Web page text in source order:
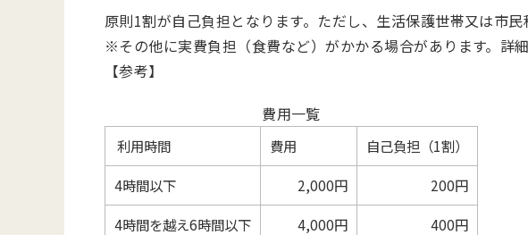
原則1割が自己負担となります。ただし、生活保護世帯又は市
※その他に実費負担（食費など）がかかる場合があります。詳
【参考】
費用一覧
利用時間 費用
自己負担（1割）
4時間以下
2,000円
200円
4時間を越え6時間以下
4,000円
400円